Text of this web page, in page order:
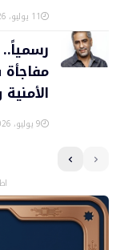
11 يوليو، 2026
9 يوليو، 2026